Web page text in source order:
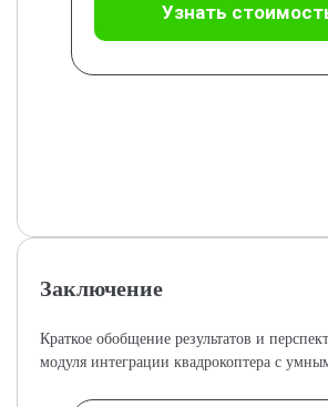
Узнать
Заключение
Краткое обобщение результатов и
модуля интеграции квадрокоптера с